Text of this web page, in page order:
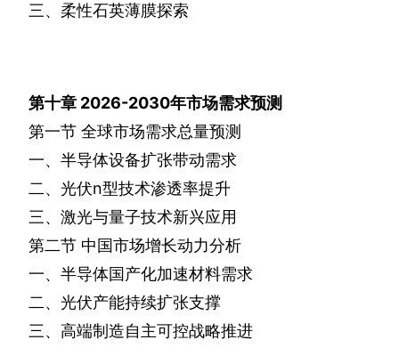
三、柔性石英薄膜探索
第十章 2026-2030年市场需求预测
第一节 全球市场需求总量预测
一、半导体设备扩张带动需求
二、光伏n型技术渗透率提升
三、激光与量子技术新兴应用
第二节 中国市场增长动力分析
一、半导体国产化加速材料需求
二、光伏产能持续扩张支撑
三、高端制造自主可控战略推进